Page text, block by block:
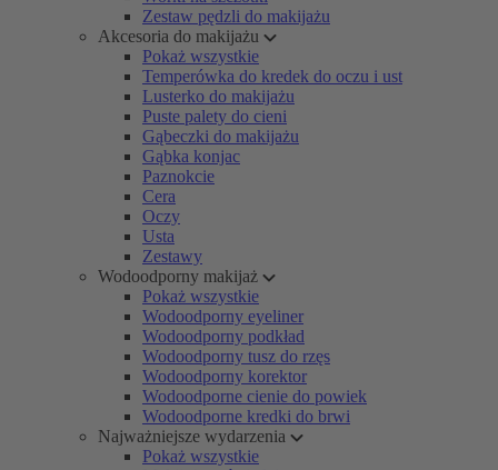
Zestaw pędzli do makijażu
Akcesoria do makijażu
Pokaż wszystkie
Temperówka do kredek do oczu i ust
Lusterko do makijażu
Puste palety do cieni
Gąbeczki do makijażu
Gąbka konjac
Paznokcie
Cera
Oczy
Usta
Zestawy
Wodoodporny makijaż
Pokaż wszystkie
Wodoodporny eyeliner
Wodoodporny podkład
Wodoodporny tusz do rzęs
Wodoodporny korektor
Wodoodporne cienie do powiek
Wodoodporne kredki do brwi
Najważniejsze wydarzenia
Pokaż wszystkie